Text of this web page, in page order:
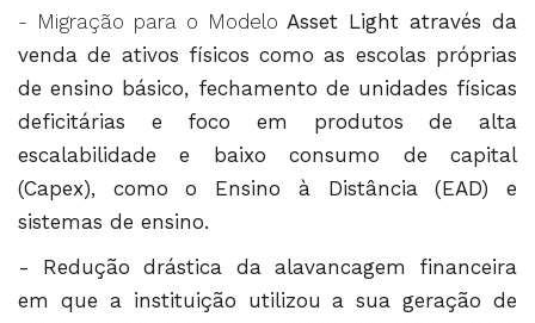
- Migração para o ModeloAsset Light através da
venda de ativos físicos como as escolas próprias
de ensino básico, fechamento de unidades físicas
deficitárias e foco em produtos de alta
escalabilidade e baixo consumo de capital
(Capex), como o Ensino à Distância (EAD) e
sistemas de ensino.
- Redução drástica da alavancagem financeira
em que a instituição utilizou a sua geração de